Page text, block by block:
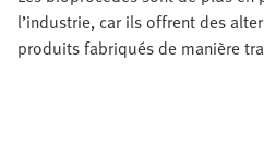
l’industrie, car ils offrent des
produits fabriqués de manière